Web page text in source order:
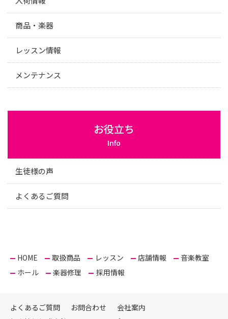
商品・楽器
レッスン情報
メンテナンス
お役立ち
Info
生徒様の声
よくあるご質問
HOME 取扱商品 レッスン 店舗情報
音楽教室
ホール
楽器修理 採用情報
よくあるご質問 お問合わせ
会社案内